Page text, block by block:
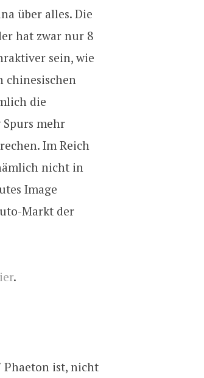
über alles. Die
hat zwar nur 8
sein, wie
chinesischen
die
mehr
Im Reich
nicht in
Image
Markt der
.
Phaeton ist, nicht